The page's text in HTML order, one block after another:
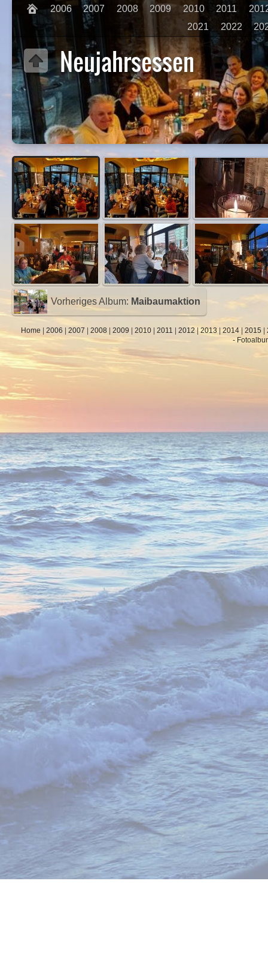
2006 2007 2008 2009 2010 2011
2021
2022
Neujahrsessen
Vorheriges Album: Maibaumaktion
Home |2006 |2007 |2008 |2009 |2010 |2011 |2012 |2013 |2014 |2015 |
-